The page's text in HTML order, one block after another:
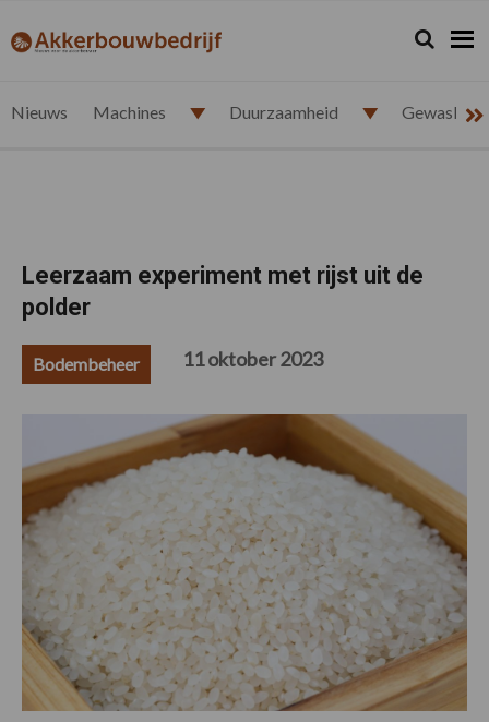
de
de
de
de
akkerbouwbedrijf.nl Zoeken...
Zoek
Nieuws Machines Duurzaamheid
Leerzaam experiment met rijst uit de
polder
Bodembeheer 11 oktober 2023